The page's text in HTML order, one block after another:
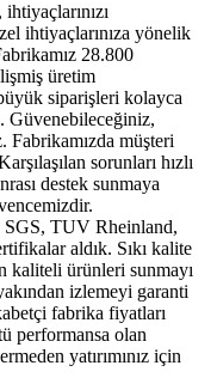
ihtiyaçlarınıza yönelik
28.800
üretim
siparişleri kolayca
Güvenebileceğiniz,
müşteri
sorunları hızlı
destek sunmaya
TUV Rheinland,
aldık. Sıkı kalite
kaliteli ürünleri sunmayı
izlemeyi garanti
fabrika fiyatları
performansa olan
yatırımınız için